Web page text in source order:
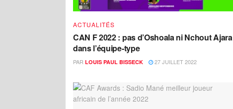
ACTUALITÉS
CAN F 2022 : pas d’Oshoala ni Nchout Ajara
dans l’équipe-type
PAR LOUIS PAUL BISSECK 27 JUILLET 2022